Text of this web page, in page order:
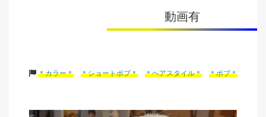
動画有
＊カラー＊ ＊ショートボブ＊ ＊ヘアスタイル＊ ＊ボブ＊